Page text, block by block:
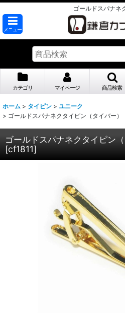
ゴールドスパナネ
メニュー
カテゴリ マイページ 商品検索
ホーム > タイピン > ユニーク
> ゴールドスパナネクタイピン（タイバー）
ゴールドスパナネクタイピン
[cf1811]